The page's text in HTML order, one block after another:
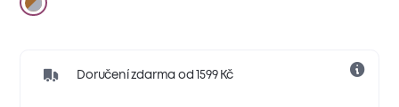
Doručení zdarma od 1599 Kč